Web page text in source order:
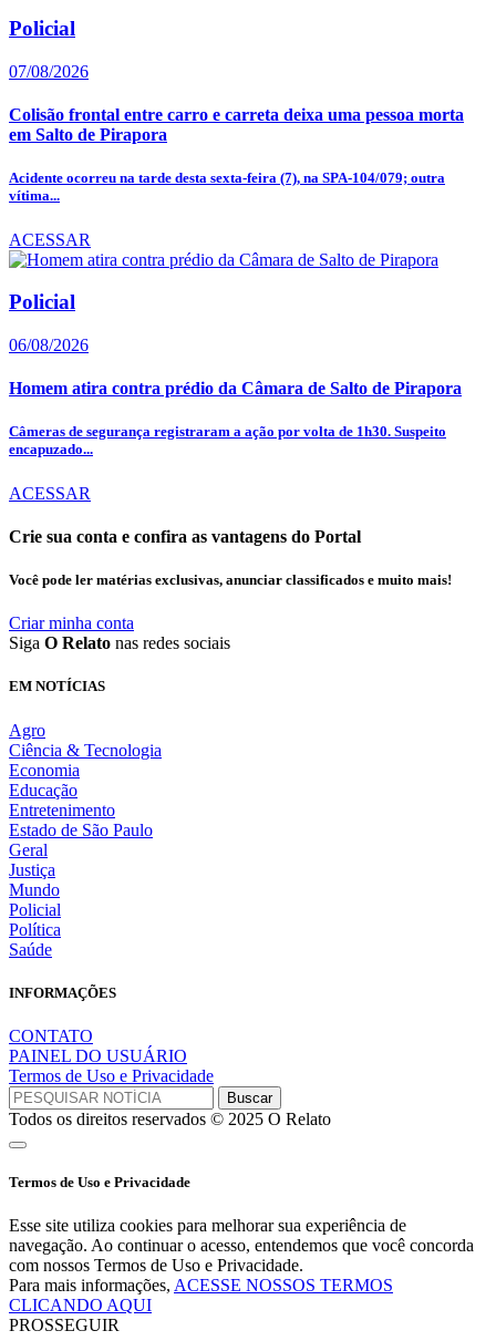
Policial
07/08/2026
Colisão frontal entre carro e carreta deixa uma pessoa morta
em Salto de Pirapora
Acidente ocorreu na tarde desta sexta-feira (7), na SPA-104/079; outra
vítima...
ACESSAR
Policial
06/08/2026
Homem atira contra prédio da Câmara de Salto de Pirapora
Câmeras de segurança registraram a ação por volta de 1h30. Suspeito
encapuzado...
ACESSAR
Crie sua conta e confira as vantagens do Portal
Você pode ler matérias exclusivas, anunciar classificados e muito mais!
Criar minha conta
Siga O Relato nas redes sociais
EM NOTÍCIAS
Agro
Ciência & Tecnologia
Economia
Educação
Entretenimento
Estado de São Paulo
Geral
Justiça
Mundo
Policial
Política
Saúde
INFORMAÇÕES
CONTATO
PAINEL DO USUÁRIO
Termos de Uso e Privacidade
Todos os direitos reservados © 2025 O Relato
Termos de Uso e Privacidade
Esse site utiliza cookies para melhorar sua experiência de
navegação. Ao continuar o acesso, entendemos que você concorda
com nossos Termos de Uso e Privacidade.
Para mais informações, ACESSE NOSSOS TERMOS
CLICANDO AQUI
PROSSEGUIR